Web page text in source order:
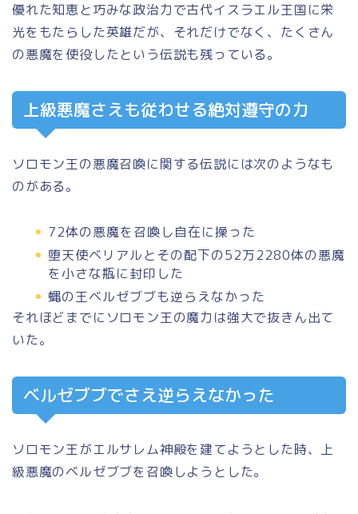
優れた知恵と巧みな政治力で古代イスラエル王国に栄
光をもたらした英雄だが、それだけでなく、たくさん
の悪魔を使役したという伝説も残っている。
上級悪魔さえも従わせる絶対遵守の力
ソロモン王の悪魔召喚に関する伝説には次のようなも
のがある。
72体の悪魔を召喚し自在に操った
堕天使ベリアルとその配下の52万2280体の悪魔
を小さな瓶に封印した
蝿の王ベルゼブブも逆らえなかった
それほどまでにソロモン王の魔力は強大で抜きん出て
いた。
ベルゼブブでさえ逆らえなかった
ソロモン王がエルサレム神殿を建てようとした時、上
級悪魔のベルゼブブを召喚しようとした。